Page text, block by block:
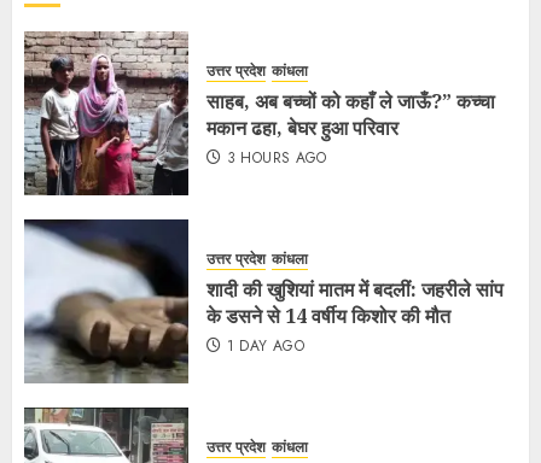
उत्तर प्रदेश कांधला
साहब, अब बच्चों को कहाँ ले जाऊँ?” कच्चा
मकान ढहा, बेघर हुआ परिवार
3 HOURS AGO
उत्तर प्रदेश कांधला
शादी की खुशियां मातम में बदलीं: जहरीले सांप
के डसने से 14 वर्षीय किशोर की मौत
1 DAY AGO
उत्तर प्रदेश कांधला